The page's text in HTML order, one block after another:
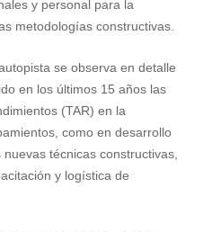
y personal para la
metodologías constructivas.
se observa en detalle
en los últimos 15 años las
(TAR) en la
como en desarrollo
técnicas constructivas,
y logística de